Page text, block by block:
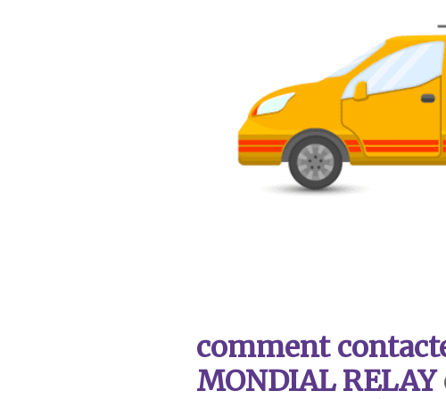
comment
MONDIAL RELAY